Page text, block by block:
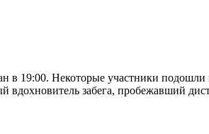
в 19:00. Некоторые участники
вдохновитель забега, пробежавший